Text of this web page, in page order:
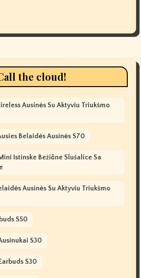
the cloud!
Ausinės Su Aktyviu Triukšmo
Belaidės Ausinės S70
Istinske Bežične Slušalice Sa
Ausinės Su Aktyviu Triukšmo
S50
S30
S30